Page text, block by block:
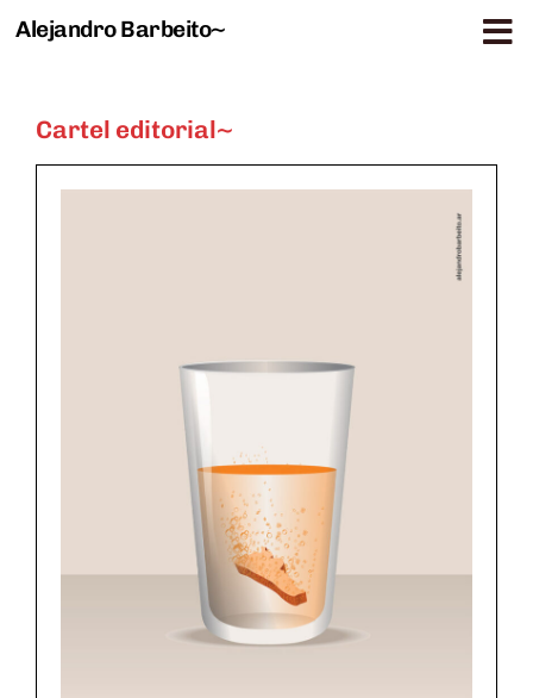
Saltar al contenido
Alejandro Barbeito~
Cartel editorial~